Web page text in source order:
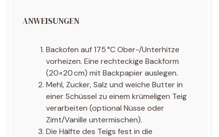
ANWEISUNGEN
Backofen auf 175 °C Ober-/Unterhitze
vorheizen. Eine rechteckige Backform
(20×20 cm) mit Backpapier auslegen.
Mehl, Zucker, Salz und weiche Butter in
einer Schüssel zu einem krümeligen Teig
verarbeiten (optional Nüsse oder
Zimt/Vanille untermischen).
Die Hälfte des Teigs fest in die